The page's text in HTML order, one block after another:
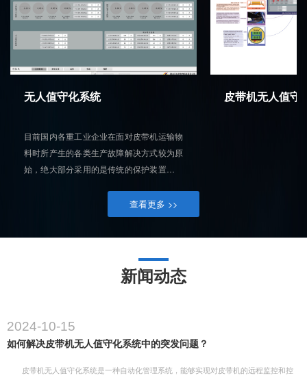
无人值守化系统
目前国内各重工业企业在面对皮带机运输物
料时所产生的各类生产故障解决方式较为原
始，绝大部分采用的是传统的保护装置，只
靠人工干预和辅助解决，不仅增加了人工成
本也提高了生产安全风险，尤其在当下自动
人力密集型企业转型为科技化智慧工厂。
皮带机无人值守
查看更多 >>
新闻动态
2024-10-15
如何解决皮带机无人值守化系统中的突发问题？
皮带机无人值守化系统是一种自动化管理系统，能够实现对皮带机的远程监控和控